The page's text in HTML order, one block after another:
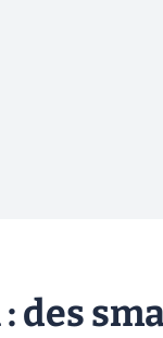
: des